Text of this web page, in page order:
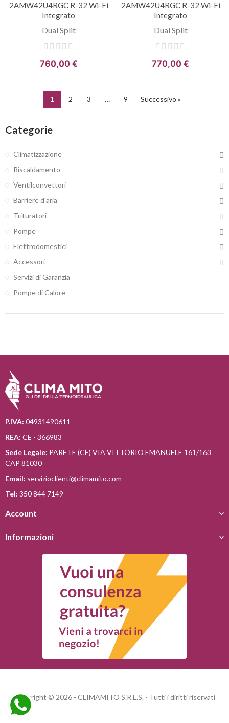
2AMW42U4RGC R-32 Wi-Fi
Integrato
Dual Split
760,00 €
2AMW42U4RGC R-32 Wi-Fi
Integrato
Dual Split
770,00 €
1 2 3 … 9 Successivo »
Categorie
Climatizzazione
Riscaldamento
Ventilconvettori
Barriere d'aria
Trituratori
Pompe
Elettrodomestici
Accessori
Servizi di Garanzia
Pompe di Calore
P.IVA: 04931490611
REA: CE - 366983
Sede Legale: PARETE (CE) VIA VITTORIO EMANUELE 161/163
CAP 81030
Email: servizioclienti@climamito.com
Tel: 350 844 7149
Account
Informazioni
Copyright © 2026 - CLIMAMITO S.R.L.S. - Tutti i diritti riservati